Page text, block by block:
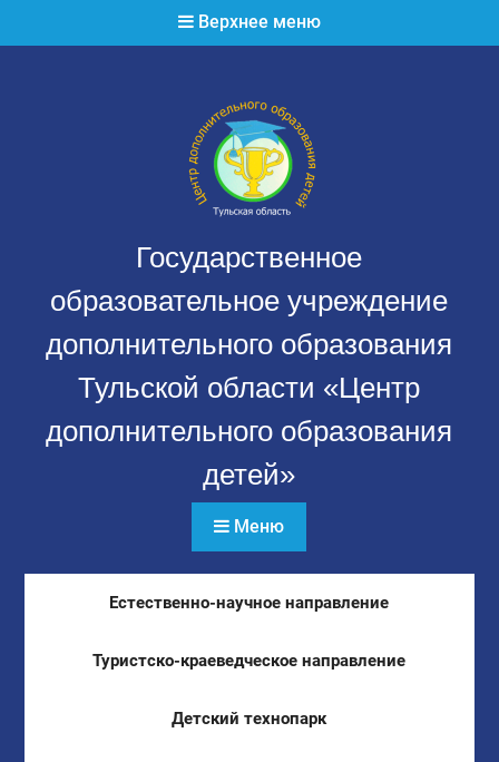
Верхнее меню
Государственное
образовательное учреждение
дополнительного образования
Тульской области «Центр
дополнительного образования
детей»
Меню
Естественно-научное направление
Туристско-краеведческое направление
Детский технопарк